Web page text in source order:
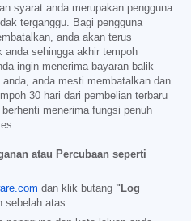
syarat anda merupakan pengguna
terganggu. Bagi pengguna
anda akan terus
anda sehingga akhir tempoh
ingin menerima bayaran balik
anda mesti membatalkan dan
30 hari dari pembelian terbaru
menerima fungsi penuh
atau Percubaan seperti
dan klik butang "Log
sebelah atas.